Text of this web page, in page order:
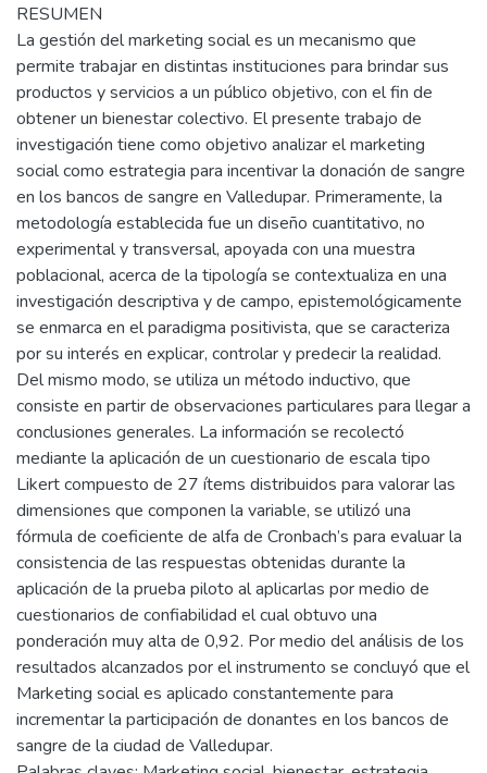
RESUMEN
La gestión del marketing social es un mecanismo que
permite trabajar en distintas instituciones para brindar sus
productos y servicios a un público objetivo, con el fin de
obtener un bienestar colectivo. El presente trabajo de
investigación tiene como objetivo analizar el marketing
social como estrategia para incentivar la donación de sangre
en los bancos de sangre en Valledupar. Primeramente, la
metodología establecida fue un diseño cuantitativo, no
experimental y transversal, apoyada con una muestra
poblacional, acerca de la tipología se contextualiza en una
investigación descriptiva y de campo, epistemológicamente
se enmarca en el paradigma positivista, que se caracteriza
por su interés en explicar, controlar y predecir la realidad.
Del mismo modo, se utiliza un método inductivo, que
consiste en partir de observaciones particulares para llegar a
conclusiones generales. La información se recolectó
mediante la aplicación de un cuestionario de escala tipo
Likert compuesto de 27 ítems distribuidos para valorar las
dimensiones que componen la variable, se utilizó una
fórmula de coeficiente de alfa de Cronbach’s para evaluar la
consistencia de las respuestas obtenidas durante la
aplicación de la prueba piloto al aplicarlas por medio de
cuestionarios de confiabilidad el cual obtuvo una
ponderación muy alta de 0,92. Por medio del análisis de los
resultados alcanzados por el instrumento se concluyó que el
Marketing social es aplicado constantemente para
incrementar la participación de donantes en los bancos de
sangre de la ciudad de Valledupar.